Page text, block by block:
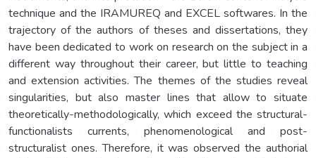
technique and the IRAMUREQ and EXCEL softwares. In the
trajectory of the authors of theses and dissertations, they
have been dedicated to work on research on the subject in a
different way throughout their career, but little to teaching
and extension activities. The themes of the studies reveal
singularities, but also master lines that allow to situate
theoretically-methodologically, which exceed the structural-
functionalists currents, phenomenological and post-
structuralist ones. Therefore, it was observed the authorial